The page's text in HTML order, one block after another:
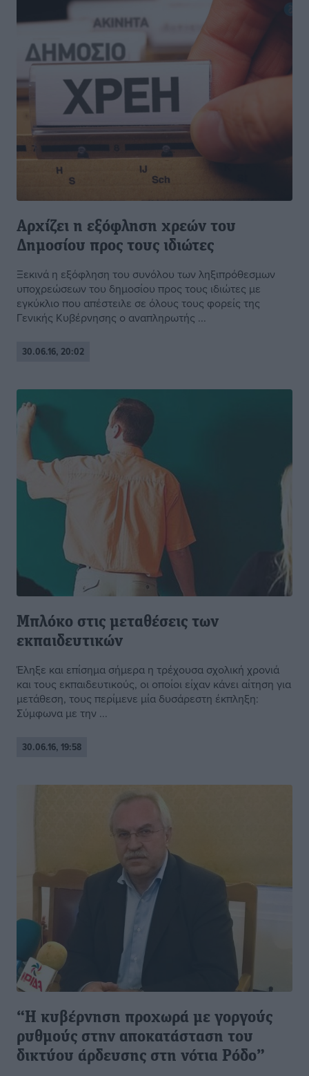
Αρχίζει η εξόφληση χρεών του
Δημοσίου προς τους ιδιώτες
Ξεκινά η εξόφληση του συνόλου των ληξιπρόθεσμων
υποχρεώσεων του δημοσίου προς τους ιδιώτες με
εγκύκλιο που απέστειλε σε όλους τους φορείς της
Γενικής Κυβέρνησης ο αναπληρωτής ...
30.06.16, 20:02
Μπλόκο στις μεταθέσεις των
εκπαιδευτικών
Έληξε και επίσημα σήμερα η τρέχουσα σχολική χρονιά
και τους εκπαιδευτικούς, οι οποίοι είχαν κάνει αίτηση για
μετάθεση, τους περίμενε μία δυσάρεστη έκπληξη:
Σύμφωνα με την ...
30.06.16, 19:58
“Η κυβέρνηση προχωρά με γοργούς
ρυθμούς στην αποκατάσταση του
δικτύου άρδευσης στη νότια Ρόδο”